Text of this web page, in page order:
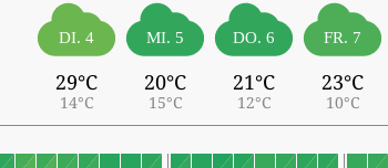
DI. 4
29°C
14°C
MI. 5
20°C
15°C
DO. 6
21°C
12°C
FR. 7
23°C
10°C